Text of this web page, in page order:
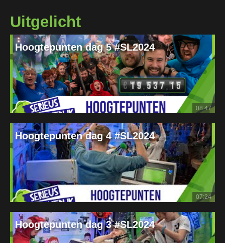
Uitgelicht
Hoogtepunten dag 5 #SL2024
08:47
Hoogtepunten dag 4 #SL2024
07:24
Hoogtepunten dag 3 #SL2024